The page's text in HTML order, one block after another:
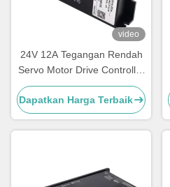
video
24V 12A Tegangan Rendah
Servo Motor Drive Controller
Incremental Encoder Untuk
Peralatan 3C
Dapatkan Harga Terbaik